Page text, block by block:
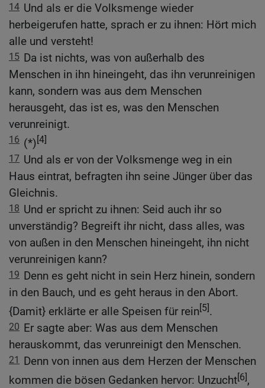
14 Und als er die Volksmenge wieder
herbeigerufen hatte, sprach er zu ihnen: Hört mich
alle und versteht!
15 Da ist nichts, was von außerhalb des
Menschen in ihn hineingeht, das ihn verunreinigen
kann, sondern was aus dem Menschen
herausgeht, das ist es, was den Menschen
verunreinigt.
16 (*)[4]
17 Und als er von der Volksmenge weg in ein
Haus eintrat, befragten ihn seine Jünger über das
Gleichnis.
18 Und er spricht zu ihnen: Seid auch ihr so
unverständig? Begreift ihr nicht, dass alles, was
von außen in den Menschen hineingeht, ihn nicht
verunreinigen kann?
19 Denn es geht nicht in sein Herz hinein, sondern
in den Bauch, und es geht heraus in den Abort.
{Damit} erklärte er alle Speisen für rein[5].
20 Er sagte aber: Was aus dem Menschen
herauskommt, das verunreinigt den Menschen.
21
Denn von innen aus dem Herzen der Menschen
kommen die bösen Gedanken hervor: Unzucht[6],